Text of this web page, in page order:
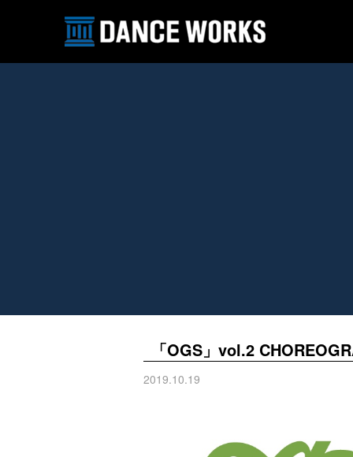
「OGS」vol.2
2019.10.19